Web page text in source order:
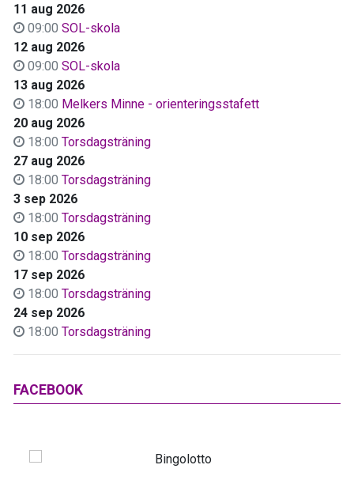
11 aug 2026
09:00 SOL-skola
12 aug 2026
09:00 SOL-skola
13 aug 2026
18:00 Melkers Minne - orienteringsstafett
20 aug 2026
18:00 Torsdagsträning
27 aug 2026
18:00 Torsdagsträning
3 sep 2026
18:00 Torsdagsträning
10 sep 2026
18:00 Torsdagsträning
17 sep 2026
18:00 Torsdagsträning
24 sep 2026
18:00 Torsdagsträning
FACEBOOK